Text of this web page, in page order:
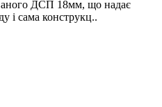
ДСП 18мм, що надає
і сама конструкц..